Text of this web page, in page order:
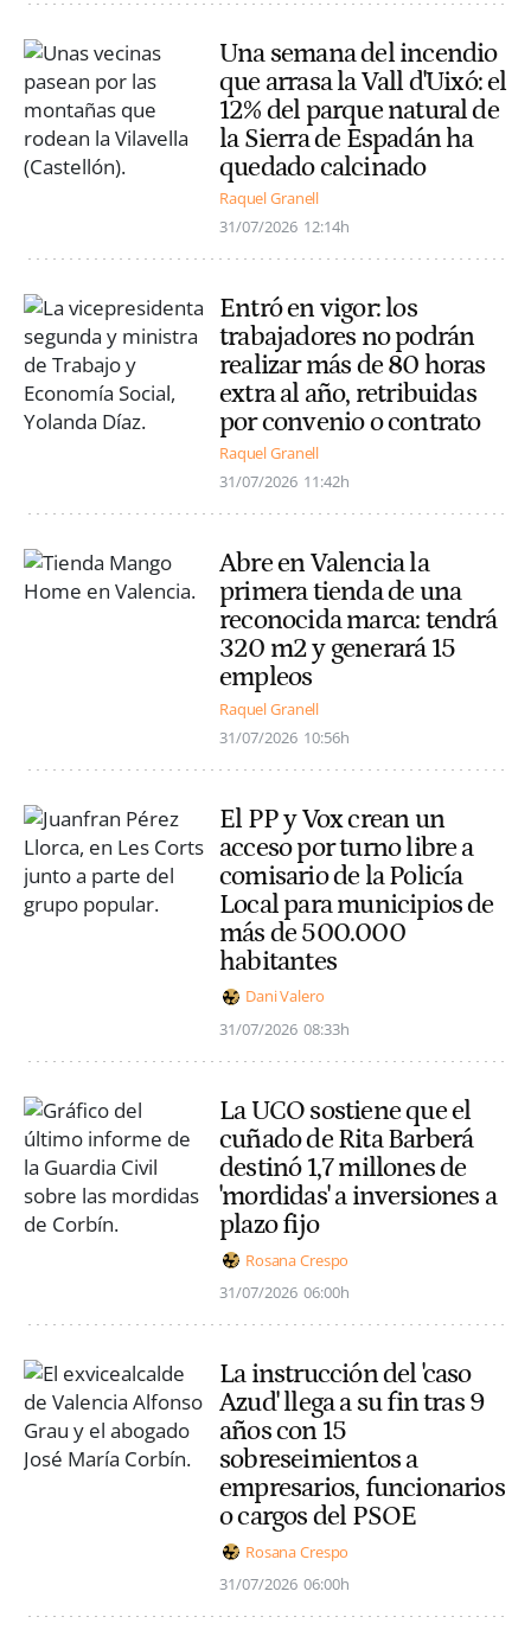
Una semana del incendio
que arrasa la Vall d'Uixó: el
12% del parque natural de
la Sierra de Espadán ha
quedado calcinado
Raquel Granell
31/07/2026 12:14h
Entró en vigor: los
trabajadores no podrán
realizar más de 80 horas
extra al año, retribuidas
por convenio o contrato
Raquel Granell
31/07/2026 11:42h
Abre en Valencia la
primera tienda de una
reconocida marca: tendrá
320 m2 y generará 15
empleos
Raquel Granell
31/07/2026 10:56h
El PP y Vox crean un
acceso por turno libre a
comisario de la Policía
Local para municipios de
más de 500.000
habitantes
Dani Valero
31/07/2026 08:33h
La UCO sostiene que el
cuñado de Rita Barberá
destinó 1,7 millones de
'mordidas' a inversiones a
plazo fijo
Rosana Crespo
31/07/2026 06:00h
La instrucción del 'caso
Azud' llega a su fin tras 9
años con 15
sobreseimientos a
empresarios, funcionarios
o cargos del PSOE
Rosana Crespo
31/07/2026 06:00h